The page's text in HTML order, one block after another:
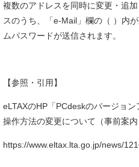
複数のアドレスを同時に変更・追
スのうち、「e-Mail」欄の（ ）内
ムパスワードが送信されます。
【参照・引用】
eLTAXのHP「PCdeskのバージョ
操作方法の変更について（事前案
https://www.eltax.lta.go.jp/news/